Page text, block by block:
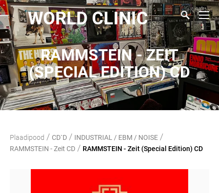
WORLD CLINIC
RAMMSTEIN - ZEIT
(SPECIAL EDITION) CD
Plaadipood / CD`D / INDUSTRIAL / EBM / NOISE /
RAMMSTEIN - Zeit CD / RAMMSTEIN - Zeit (Special Edition) CD